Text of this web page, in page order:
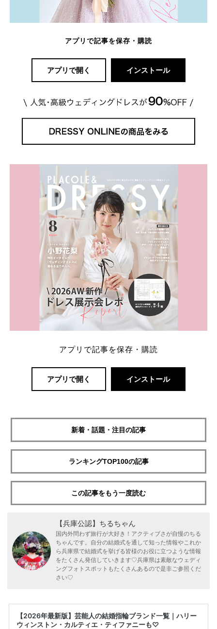
アプリで記事を保存・購読
アプリで開く インストール
アプリで記事を保存・購読
アプリで開く インストール
新着・話題・注目の記事
ランキングTOP100の記事
この記事をもう一度読む
【兵庫公認】ちるちゃん
国内外問わず旅行が大好き！アクティブさが自慢のちる
ちゃんです。自分の結婚式を通して知った情報やこれか
ら兵庫県で結婚式を挙げる皆様のお役に立つような情報
をたくさん発信していきます♡兵庫県は素敵なウェディ
ングフォトスポットもたくさんあるので是非ご参照くだ
さい♡
【2026年最新版】芸能人の結婚指輪ブランド一覧｜ハリー
ウィンストン・カルティエ・ティファニーも♡